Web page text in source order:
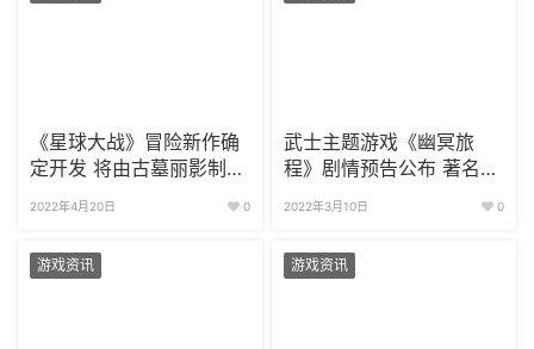
《星球大战》冒险新作确
定开发 将由古墓丽影制作
2022年4月20日 0
武士主题游戏《幽冥旅
程》剧情预告公布 著名声
2022年3月10日 0
游戏资讯 游戏资讯